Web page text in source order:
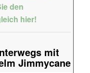
den
hier!
mit
Jimmycane